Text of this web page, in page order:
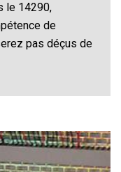
le 14290,
de
pas déçus de